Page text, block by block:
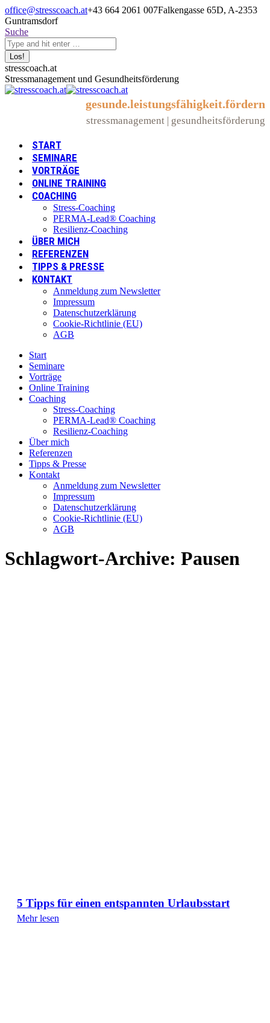
Zum
Inhalt
springen
office@stresscoach.at+43 664 2061 007Falkengasse 65D, A-2353
Guntramsdorf
Search:
Suche
Linkedin
page
opens
XING
page
opens
YouTube
page
opens
stresscoach.at
Stressmanagement und Gesundheitsförderung
gesunde.leistungsfähigkeit.fördern
stressmanagement | gesundheitsförderung
START
SEMINARE
VORTRÄGE
ONLINE TRAINING
COACHING
Stress-Coaching
PERMA-Lead® Coaching
Resilienz-Coaching
ÜBER MICH
REFERENZEN
TIPPS & PRESSE
KONTAKT
Anmeldung zum Newsletter
Impressum
Datenschutzerklärung
Cookie-Richtlinie (EU)
AGB
Start
Seminare
Vorträge
Online Training
Coaching
Stress-Coaching
PERMA-Lead® Coaching
Resilienz-Coaching
Über mich
Referenzen
Tipps & Presse
Kontakt
Anmeldung zum Newsletter
Impressum
Datenschutzerklärung
Cookie-Richtlinie (EU)
AGB
Schlagwort-Archive: Pausen
5 Tipps für einen entspannten Urlaubsstart
Mehr lesen